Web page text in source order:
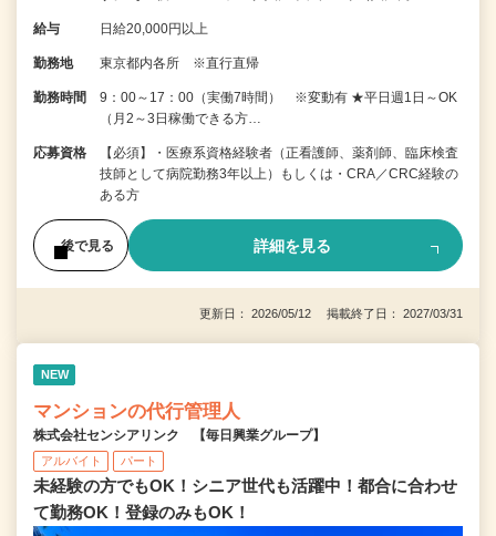
給与 日給20,000円以上
勤務地 東京都内各所 ※直行直帰
勤務時間
9：00～17：00（実働7時間） ※変動有 ★平日週1日～OK
（月2～3日稼働できる方…
応募資格
【必須】・医療系資格経験者（正看護師、薬剤師、臨床検査
技師として病院勤務3年以上）もしくは・CRA／CRC経験の
ある方
後で見る 詳細を見る
更新日： 2026/05/12 掲載終了日： 2027/03/31
NEW
マンションの代行管理人
株式会社センシアリンク 【毎日興業グループ】
アルバイト パート
未経験の方でもOK！シニア世代も活躍中！都合に合わせ
て勤務OK！登録のみもOK！